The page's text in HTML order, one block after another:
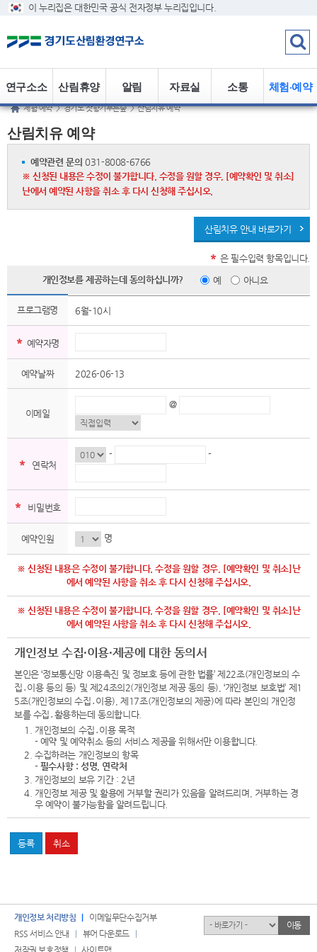
이 누리집은 대한민국 공식 전자정부 누리집입니다.
체험·예약
소통
자료실
알림
산림휴양
연구소소
체험·예약 > 경기도 잣향기푸른숲 > 산림치유 예약
산림치유 예약
예약관련 문의 031-8008-6766
※ 신청된 내용은 수정이 불가합니다. 수정을 원할 경우, [예약확인 및 취소]
난에서 예약된 사항을 취소 후 다시 신청해 주십시오.
산림치유 안내 바로가기
* 은 필수입력 항목입니다.
개인정보를 제공하는데 동의하십니까?
예 아니요
프로그램명 6월-10시
* 예약자명
예약날짜 2026-06-13
이메일
@
* 연락처
- -
* 비밀번호
예약인원 명
※ 신청된 내용은 수정이 불가합니다. 수정을 원할 경우, [예약확인 및 취소]난
에서 예약된 사항을 취소 후 다시 신청해 주십시오.
※ 신청된 내용은 수정이 불가합니다. 수정을 원할 경우, [예약확인 및 취소]난
에서 예약된 사항을 취소 후 다시 신청해 주십시오.
개인정보 수집·이용·제공에 대한 동의서
본인은 ‘정보통신망 이용촉진 및 정보호 등에 관한 법률’ 제22조(개인정보의 수
집․이용 등의 등) 및 제24조의2(개인정보 제공 동의 등), ‘개인정보 보호법’ 제1
5조(개인정보의 수집․이용), 제17조(개인정보의 제공)에 따라 본인의 개인정
보를 수집․활용하는데 동의합니다.
1. 개인정보의 수집․이용 목적
- 예약 및 예약취소 등의 서비스 제공을 위해서만 이용합니다.
2. 수집하려는 개인정보의 항목
- 필수사항 : 성명, 연락처
3. 개인정보의 보유 기간 : 2년
4. 개인정보 제공 및 활용에 거부할 권리가 있음을 알려드리며, 거부하는 경
우 예약이 불가능함을 알려드립니다.
개인정보 처리방침
이메일무단수집거부
RSS 서비스 안내
뷰어 다운로드
저작권 보호정책
사이트맵
유관기관 이동